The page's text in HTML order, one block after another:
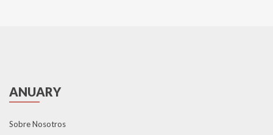
ANUARY
Sobre Nosotros